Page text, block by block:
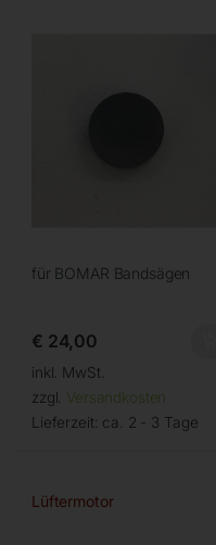
für BOMAR Bandsägen
€ 24,00
inkl. MwSt.
zzgl. Versandkosten
Lieferzeit: ca. 2 - 3 Tage
Lüftermotor